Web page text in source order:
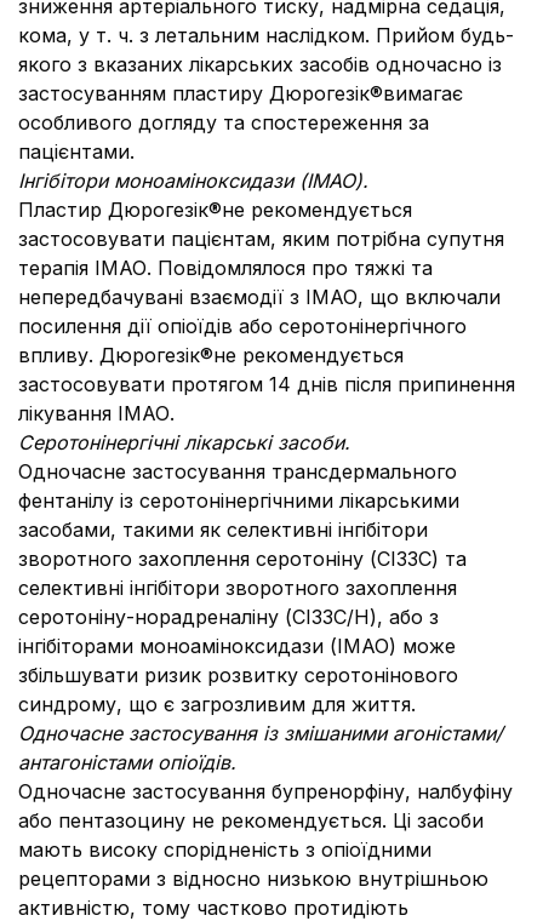
зниження артеріального тиску, надмірна седація,
кома, у т. ч. з летальним наслідком. Прийом будь-
якого з вказаних лікарських засобів одночасно із
застосуванням пластиру Дюрогезік®вимагає
особливого догляду та спостереження за
пацієнтами.
Інгібітори моноаміноксидази (ІМАО).
Пластир Дюрогезік®не рекомендується
застосовувати пацієнтам, яким потрібна супутня
терапія ІМАО. Повідомлялося про тяжкі та
непередбачувані взаємодії з ІМАО, що включали
посилення дії опіоїдів або серотонінергічного
впливу. Дюрогезік®не рекомендується
застосовувати протягом 14 днів після припинення
лікування ІМАО.
Серотонінергічні лікарські засоби.
Одночасне застосування трансдермального
фентанілу із серотонінергічними лікарськими
засобами, такими як селективні інгібітори
зворотного захоплення серотоніну (СІЗЗС) та
селективні інгібітори зворотного захоплення
серотоніну-норадреналіну (СІЗЗС/Н), або з
інгібіторами моноаміноксидази (ІМАО) може
збільшувати ризик розвитку серотонінового
синдрому, що є загрозливим для життя.
Одночасне застосування із змішаними агоністами/
антагоністами опіоїдів.
Одночасне застосування бупренорфіну, налбуфіну
або пентазоцину не рекомендується. Ці засоби
мають високу спорідненість з опіоїдними
рецепторами з відносно низькою внутрішньою
активністю, тому частково протидіють